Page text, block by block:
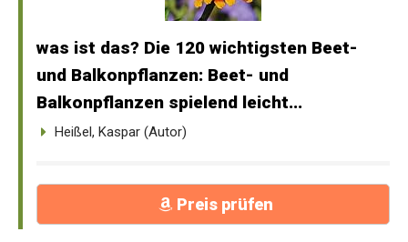
was ist das? Die 120 wichtigsten Beet-
und Balkonpflanzen: Beet- und
Balkonpflanzen spielend leicht...
Heißel, Kaspar (Autor)
Preis prüfen